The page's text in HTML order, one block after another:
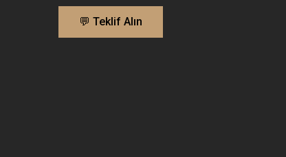
💬 Teklif Alın